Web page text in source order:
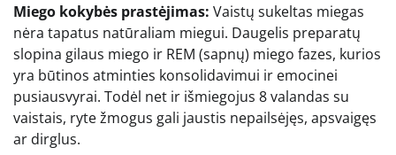
Miego kokybės prastėjimas: Vaistų sukeltas miegas
nėra tapatus natūraliam miegui. Daugelis preparatų
slopina gilaus miego ir REM (sapnų) miego fazes, kurios
yra būtinos atminties konsolidavimui ir emocinei
pusiausvyrai. Todėl net ir išmiegojus 8 valandas su
vaistais, ryte žmogus gali jaustis nepailsėjęs, apsvaigęs
ar dirglus.